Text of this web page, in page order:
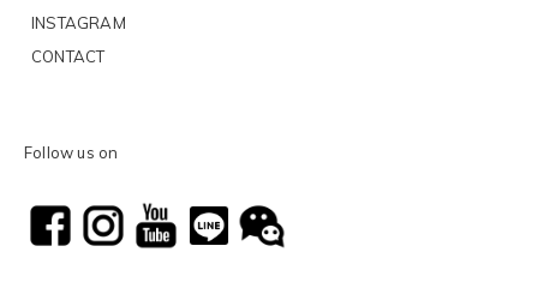
INSTAGRAM
CONTACT
Follow us on